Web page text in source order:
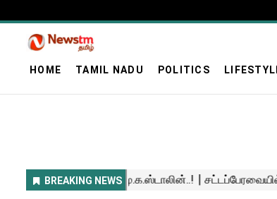
HOME TAMIL NADU POLITICS